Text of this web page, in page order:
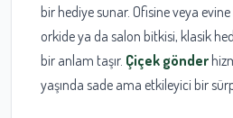
bir hediye sunar. Ofisine veya
orkide ya da salon bitkisi, klasik
bir anlam taşır. Çiçek gönder
yaşında sade ama etkileyici bir